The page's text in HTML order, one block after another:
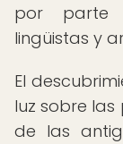
por parte
lingüistas y
El
luz sobre
de las